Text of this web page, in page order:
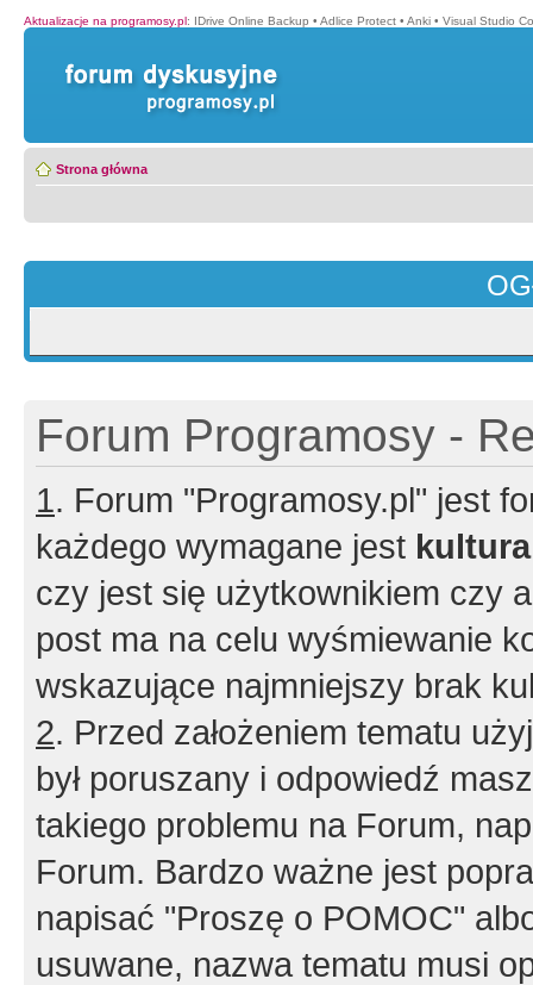
Aktualizacje na programosy.pl: IDrive Online Backup • Adlice Protect • Anki • Visual Studio
Strona główna
Forum Programosy -
1. Forum "Programosy.pl" jest
każdego wymagane jest
czy jest się użytkownikiem czy
post ma na celu wyśmiewanie
wskazujące najmniejszy brak
2. Przed założeniem tematu
był poruszany i odpowiedź
takiego problemu na Forum,
Forum. Bardzo ważne jest
napisać "Proszę o POMOC"
usuwane, nazwa tematu musi